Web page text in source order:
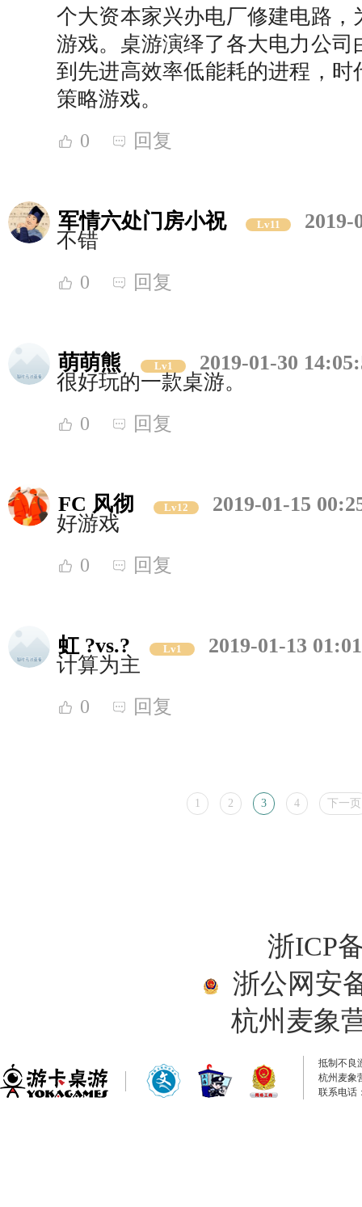
个大资本家兴办电厂修建电路
游戏。桌游演绎了各大电力公
到先进高效率低能耗的进程，
策略游戏。
0 回复
军情六处门房小祝 Lv11
2019-
不错
0 回复
萌萌熊 Lv1
2019-01-30
很好玩的一款桌游。
0 回复
FC 风彻 Lv12
2019-01-15
好游戏
0 回复
虹 ?vs.? Lv1
2019-01-13
计算为主
0 回复
1 2 3 4 下一页
浙ICP
浙公网安
杭州麦象
抵制不良
杭州麦象
联系电话